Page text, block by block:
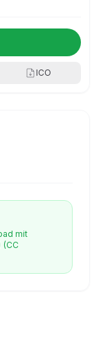
ICO
mit
(CC